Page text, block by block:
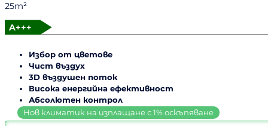
25m²
A+++
Избор от цветове
Чист въздух
3D въздушен поток
Висока енергийна ефективност
Абсолютен контрол